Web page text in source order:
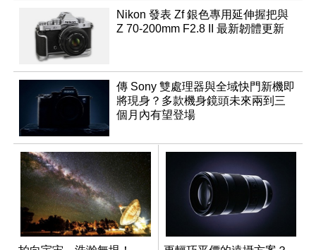
Nikon 發表 Zf 銀色專用延伸握把與
Z 70-200mm F2.8 II 最新韌體更新
傳 Sony 雙處理器與全域快門新機即
將現身？多款機身鏡頭未來兩到三
個月內有望登場